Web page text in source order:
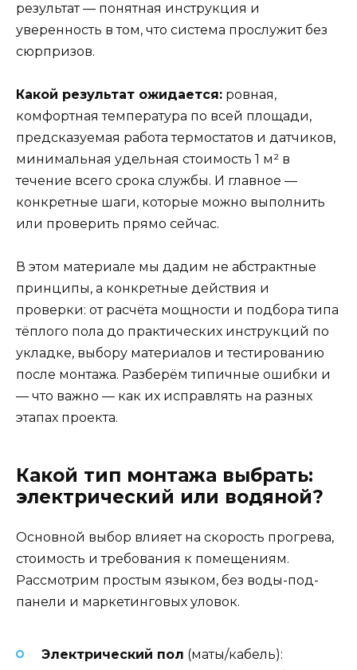
результат — понятная инструкция и
уверенность в том, что система прослужит без
сюрпризов.
Какой результат ожидается: ровная,
комфортная температура по всей площади,
предсказуемая работа термостатов и датчиков,
минимальная удельная стоимость 1 м² в
течение всего срока службы. И главное —
конкретные шаги, которые можно выполнить
или проверить прямо сейчас.
В этом материале мы дадим не абстрактные
принципы, а конкретные действия и
проверки: от расчёта мощности и подбора типа
тёплого пола до практических инструкций по
укладке, выбору материалов и тестированию
после монтажа. Разберём типичные ошибки и
— что важно — как их исправлять на разных
этапах проекта.
Какой тип монтажа выбрать:
электрический или водяной?
Основной выбор влияет на скорость прогрева,
стоимость и требования к помещениям.
Рассмотрим простым языком, без воды-под-
панели и маркетинговых уловок.
Электрический пол (маты/кабель):